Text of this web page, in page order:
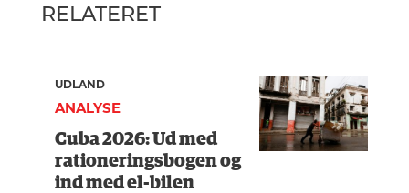
RELATERET
UDLAND
ANALYSE
Cuba 2026: Ud med
rationeringsbogen og
ind med el-bilen